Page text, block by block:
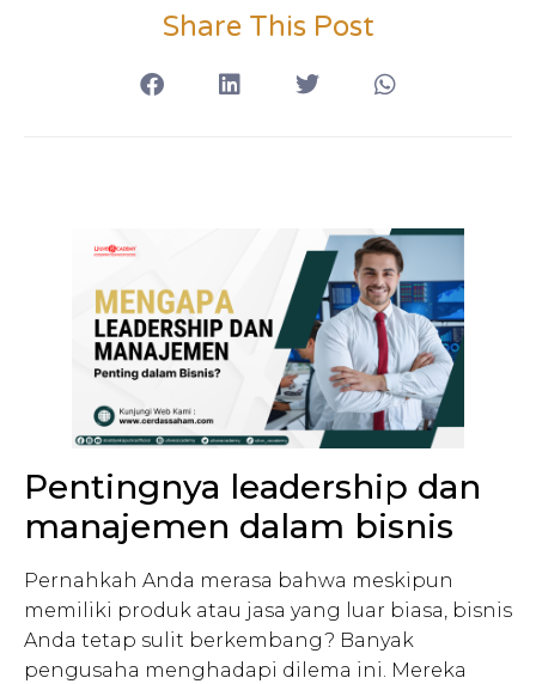
Share This Post
Pentingnya leadership dan
manajemen dalam bisnis
Pernahkah Anda merasa bahwa meskipun
memiliki produk atau jasa yang luar biasa, bisnis
Anda tetap sulit berkembang? Banyak
pengusaha menghadapi dilema ini. Mereka